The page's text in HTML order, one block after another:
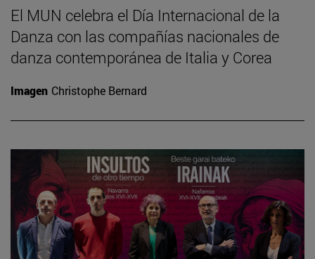
El MUN celebra el Día Internacional de la
Danza con las compañías nacionales de
danza contemporánea de Italia y Corea
Imagen Christophe Bernard